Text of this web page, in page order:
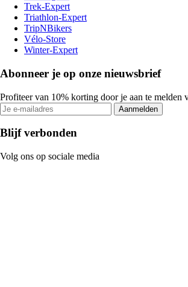
Trek-Expert
Triathlon-Expert
TripNBikers
Vélo-Store
Winter-Expert
Abonneer je op onze nieuwsbrief
Profiteer van 10% korting door je aan te melden
Aanmelden
Blijf verbonden
Volg ons op sociale media